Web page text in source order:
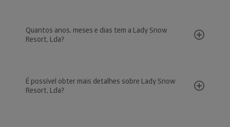
Quantos anos, meses e dias tem a Lady Snow
Resort, Lda?
É possível obter mais detalhes sobre Lady Snow
Resort, Lda?